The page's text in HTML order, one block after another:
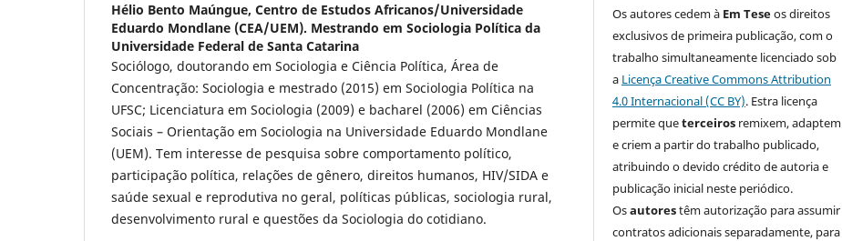
Hélio Bento Maúngue, Centro de Estudos Africanos/Universidade
Eduardo Mondlane (CEA/UEM). Mestrando em Sociologia Política da
Universidade Federal de Santa Catarina
Sociólogo, doutorando em Sociologia e Ciência Política, Área de
Concentração: Sociologia e mestrado (2015) em Sociologia Política na
UFSC; Licenciatura em Sociologia (2009) e bacharel (2006) em Ciências
Sociais – Orientação em Sociologia na Universidade Eduardo Mondlane
(UEM). Tem interesse de pesquisa sobre comportamento político,
participação política, relações de gênero, direitos humanos, HIV/SIDA e
saúde sexual e reprodutiva no geral, políticas públicas, sociologia rural,
desenvolvimento rural e questões da Sociologia do cotidiano.
Os autores cedem à Em Teseos direitos
exclusivos de primeira publicação, com o
trabalho simultaneamente licenciado sob
a Licença Creative Commons Attribution
4.0 Internacional (CC BY). Estra licença
permite queterceiros remixem, adaptem
e criem a partir do trabalho publicado,
atribuindo o devido crédito de autoria e
publicação inicial neste periódico.
Osautorestêm autorização para assumir
contratos adicionais separadamente, para